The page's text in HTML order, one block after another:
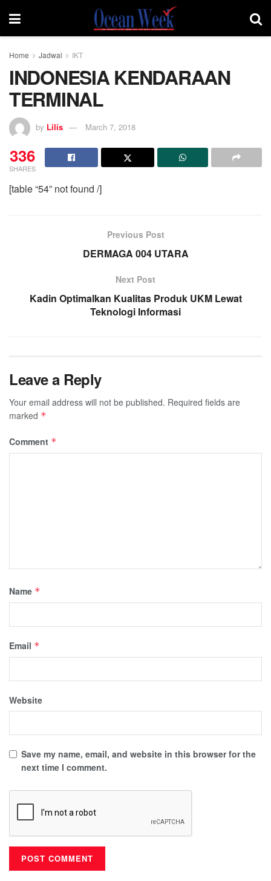
Home Jadwal IKT
INDONESIA KENDARAAN
TERMINAL
by Lilis March 7, 2018
336
SHARES
[table “54” not found /]
Previous Post
DERMAGA 004 UTARA
Next Post
Kadin Optimalkan Kualitas Produk UKM Lewat
Teknologi Informasi
Leave a Reply
Your email address will not be published. Required fields are
marked *
Comment *
Name *
Email *
Website
Save my name, email, and website in this browser for the
next time I comment.